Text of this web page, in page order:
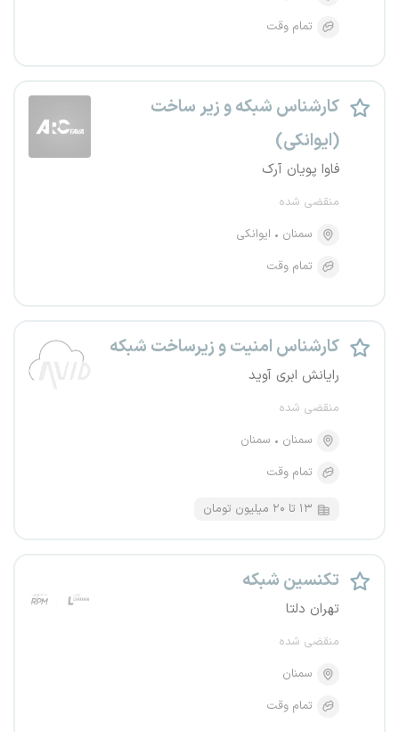
تمام وقت
کارشناس شبکه و زیر ساخت
(ایوانکی)
فاوا پویان آرک
منقضی شده
سمنان
ایوانکی
تمام وقت
کارشناس امنیت و زیرساخت شبکه
رایانش ابری آوید
منقضی شده
سمنان
سمنان
تمام وقت
۱۳ تا ۲۰ میلیون تومان
تکنسین شبکه
تهران دلتا
منقضی شده
سمنان
تمام وقت